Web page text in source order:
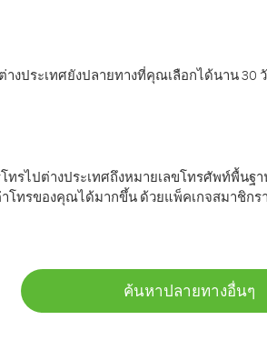
งประเทศยังปลายทางที่คุณเลือกได้นาน 30
รไปต่างประเทศถึงหมายเลขโทรศัพท์พื้น
ทรของคุณได้มากขึ้น ด้วยแพ็คเกจสมาชิกร
ค้นหาปลายทางอื่นๆ